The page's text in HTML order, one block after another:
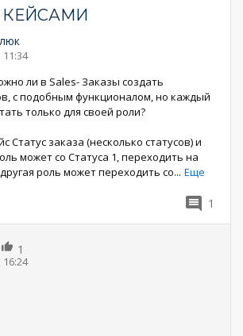
КЕЙСАМИ
11:34
ли в Sales- Заказы создать
с подобным функционалом, но каждый
только для своей роли?
Статус заказа (несколько статусов) и
может со Статуса 1, переходить на
роль может переходить со... Еще
1
16:24
1